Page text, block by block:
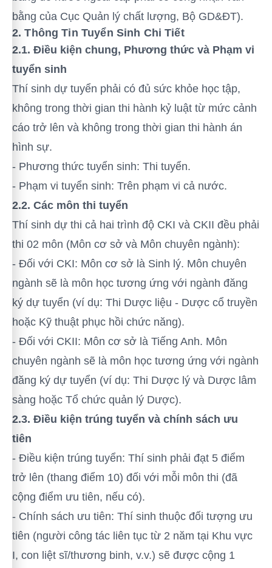
bằng của Cục Quản lý chất lượng, Bộ GD&ĐT).
2. Thông Tin Tuyển Sinh Chi Tiết
2.1. Điều kiện chung, Phương thức và Phạm vi
tuyển sinh
Thí sinh dự tuyển phải có đủ sức khỏe học tập,
không trong thời gian thi hành kỷ luật từ mức cảnh
cáo trở lên và không trong thời gian thi hành án
hình sự.
- Phương thức tuyển sinh: Thi tuyển.
- Phạm vi tuyển sinh: Trên phạm vi cả nước.
2.2. Các môn thi tuyển
Thí sinh dự thi cả hai trình độ CKI và CKII đều phải
thi 02 môn (Môn cơ sở và Môn chuyên ngành):
- Đối với CKI: Môn cơ sở là Sinh lý. Môn chuyên
ngành sẽ là môn học tương ứng với ngành đăng
ký dự tuyển (ví dụ: Thi Dược liệu - Dược cổ truyền
hoặc Kỹ thuật phục hồi chức năng).
- Đối với CKII: Môn cơ sở là Tiếng Anh. Môn
chuyên ngành sẽ là môn học tương ứng với ngành
đăng ký dự tuyển (ví dụ: Thi Dược lý và Dược lâm
sàng hoặc Tổ chức quản lý Dược).
2.3. Điều kiện trúng tuyển và chính sách ưu
tiên
- Điều kiện trúng tuyển: Thí sinh phải đạt 5 điểm
trở lên (thang điểm 10) đối với mỗi môn thi (đã
cộng điểm ưu tiên, nếu có).
- Chính sách ưu tiên: Thí sinh thuộc đối tượng ưu
tiên (người công tác liên tục từ 2 năm tại Khu vực
I, con liệt sĩ/thương binh, v.v.) sẽ được cộng 1